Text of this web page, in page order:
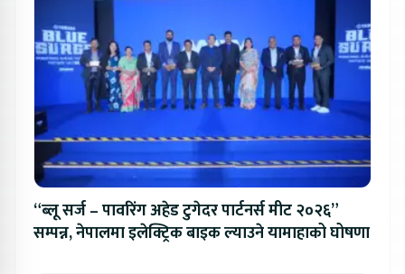
“ब्लू सर्ज – पावरिंग अहेड टुगेदर पार्टनर्स मीट २०२६”
सम्पन्न, नेपालमा इलेक्ट्रिक बाइक ल्याउने यामाहाको घोषणा